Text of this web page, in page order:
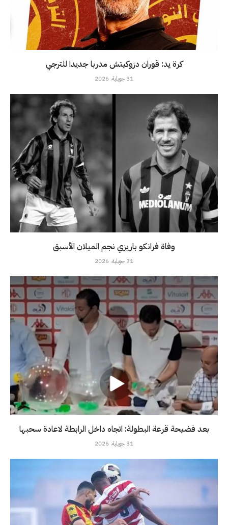
كرة يد: قوران دزوكيتش مدربا جديدا للترجي
31 جويلية، 2026
وفاة فرانكو باريزي نجم الميلان الأسبق
31 جويلية، 2026
بعد فضيحة قرعة البطولة: اتجاه داخل الرابطة لاعادة سحبها
31 جويلية، 2026